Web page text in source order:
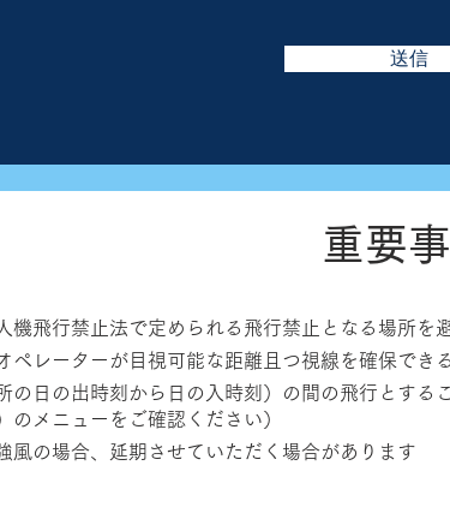
送信
重要
機飛行禁止法で定められる飛行禁止となる場所を
ペレーターが目視可能な距離且つ視線を確保でき
の日の出時刻から日の入時刻）の間の飛行とす
のメニューをご確認ください）
風の場合、延期させていただく場合があります